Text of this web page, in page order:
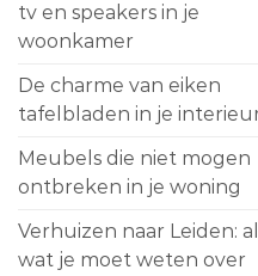
tv en speakers in je
woonkamer
De charme van eiken
tafelbladen in je
Meubels die niet mogen
ontbreken in je woning
Verhuizen naar Leiden:
wat je moet weten over